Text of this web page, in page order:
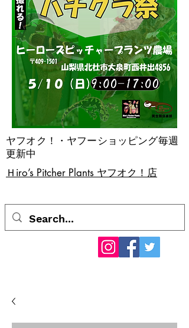
​Ｈiro’s Pitcher Plants ヤフオク！店
ヤフオク！・ヤフーショッピング毎週
更新中